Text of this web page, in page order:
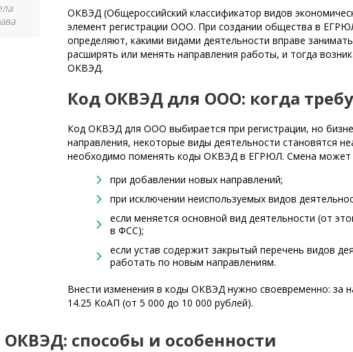
ОКВЭД (Общероссийский классификатор видов
элемент регистрации ООО. При создании общества в
определяют, какими видами деятельности вправе
расширять или менять направления работы, и тогда
ОКВЭД.
Код ОКВЭД для ООО: когда
Код ОКВЭД для ООО выбирается при регистрации, но
направления, некоторые виды деятельности становятся
необходимо поменять коды ОКВЭД в ЕГРЮЛ. Смена может
при добавлении новых направлений;
при исключении неиспользуемых видов
если меняется основной вид деятельности (от
в ФСС);
если устав содержит закрытый перечень видов
работать по новым направлениям.
Внести изменения в коды ОКВЭД нужно своевременно: за
14.25 КоАП (от 5 000 до 10 000 рублей).
способы и особенности